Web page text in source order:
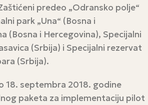
predeo „Odransko polje“
park „Una“ (Bosna i
(Bosna i Hercegovina), Specijalni
(Srbija) i Specijalni rezervat
(Srbija).
18. septembra 2018. godine
paketa za implementaciju pilot